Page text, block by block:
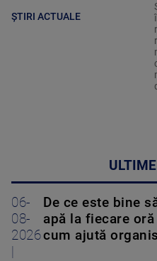
ȘTIRI ACTUALE
06-
08-
2026
De ce este bine
apă la fiecare
cum ajută